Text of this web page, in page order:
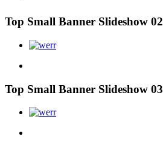
Top Small Banner Slideshow 02
Top Small Banner Slideshow 03